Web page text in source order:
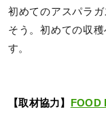
初めてのアスパラ
そう。初めての収
す。
【取材協力】 FOOD